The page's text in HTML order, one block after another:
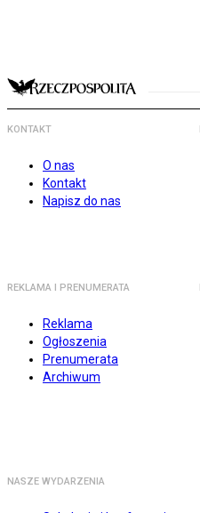
KONTAKT
O nas
Kontakt
Napisz do nas
REKLAMA I PRENUMERATA
Reklama
Ogłoszenia
Prenumerata
Archiwum
NASZE WYDARZENIA